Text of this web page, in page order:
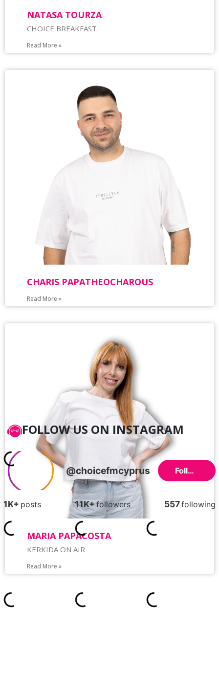
NATASA TOURZA
CHOICE BREAKFAST
Read More »
CHARIS PAPATHEOCHAROUS
Read More »
MARIA PAPACOSTA
KERKIDA ON AIR
Read More »
FOLLOW US ON INSTAGRAM